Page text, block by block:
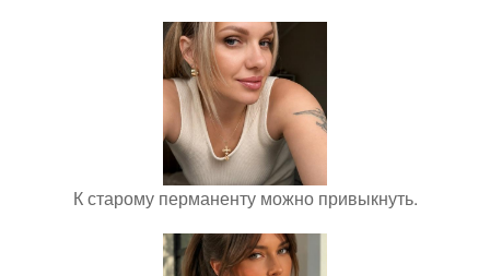
К старому перманенту можно привыкнуть.